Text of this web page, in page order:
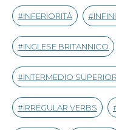
INFERIORITÀ
INGLESE BRITANNICO
INTERMEDIO
IRREGULAR VERBS